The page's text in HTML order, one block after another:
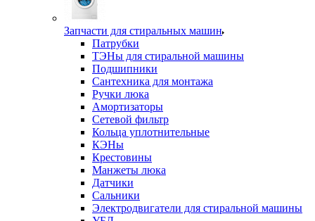
Запчасти для стиральных машин
Патрубки
ТЭНы для стиральной машины
Подшипники
Сантехника для монтажа
Ручки люка
Амортизаторы
Сетевой фильтр
Кольца уплотнительные
КЭНы
Крестовины
Манжеты люка
Датчики
Сальники
Электродвигатели для стиральной машины